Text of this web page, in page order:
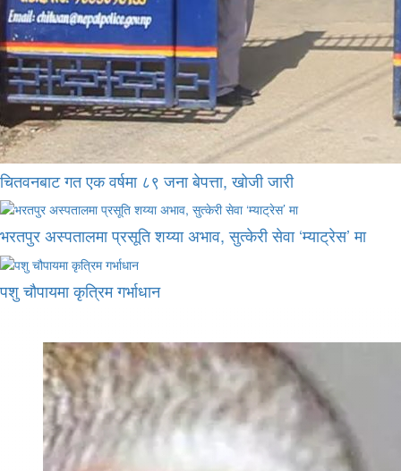
चितवनबाट गत एक वर्षमा ८९ जना बेपत्ता, खोजी जारी
भरतपुर अस्पतालमा प्रसूति शय्या अभाव, सुत्केरी सेवा ‘म्याट्रेस’ मा
पशु चौपायमा कृत्रिम गर्भाधान